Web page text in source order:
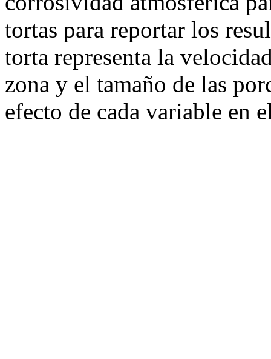
tortas para reportar los
torta representa la
zona y el tamaño de las
efecto de cada variable en